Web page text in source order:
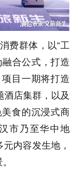
费群体，以“工
合公式，打造
目一期将打造
店集群，以及
食的沉浸式商
市乃至华中地
内容发生地，